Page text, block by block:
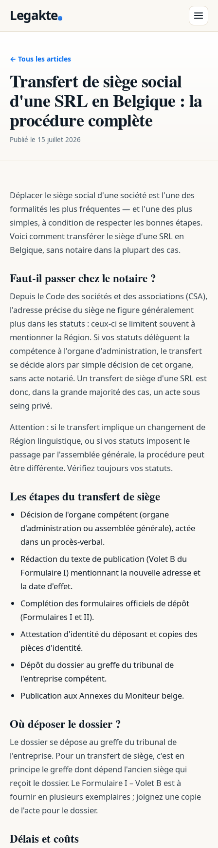
Legakte
← Tous les articles
Transfert de siège social
d'une SRL en Belgique : la
procédure complète
Publié le 15 juillet 2026
Déplacer le siège social d'une société est l'une des
formalités les plus fréquentes — et l'une des plus
simples, à condition de respecter les bonnes étapes.
Voici comment transférer le siège d'une SRL en
Belgique, sans notaire dans la plupart des cas.
Faut-il passer chez le notaire ?
Depuis le Code des sociétés et des associations (CSA),
l'adresse précise du siège ne figure généralement
plus dans les statuts : ceux-ci se limitent souvent à
mentionner la Région. Si vos statuts délèguent la
compétence à l'organe d'administration, le transfert
se décide alors par simple décision de cet organe,
sans acte notarié. Un transfert de siège d'une SRL est
donc, dans la grande majorité des cas, un acte sous
seing privé.
Attention : si le transfert implique un changement de
Région linguistique, ou si vos statuts imposent le
passage par l'assemblée générale, la procédure peut
être différente. Vérifiez toujours vos statuts.
Les étapes du transfert de siège
Décision de l'organe compétent (organe
d'administration ou assemblée générale), actée
dans un procès-verbal.
Rédaction du texte de publication (Volet B du
Formulaire I) mentionnant la nouvelle adresse et
la date d'effet.
Complétion des formulaires officiels de dépôt
(Formulaires I et II).
Attestation d'identité du déposant et copies des
pièces d'identité.
Dépôt du dossier au greffe du tribunal de
l'entreprise compétent.
Publication aux Annexes du Moniteur belge.
Où déposer le dossier ?
Le dossier se dépose au greffe du tribunal de
l'entreprise. Pour un transfert de siège, c'est en
principe le greffe dont dépend l'ancien siège qui
reçoit le dossier. Le Formulaire I – Volet B est à
fournir en plusieurs exemplaires ; joignez une copie
de l'acte pour le dossier.
Délais et coûts